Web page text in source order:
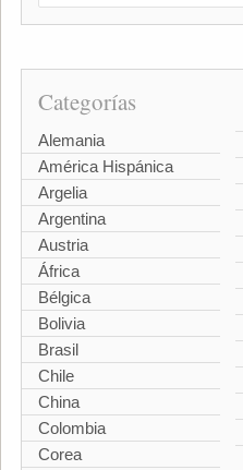
Categorías
Alemania
América Hispánica
Argelia
Argentina
Austria
África
Bélgica
Bolivia
Brasil
Chile
China
Colombia
Corea